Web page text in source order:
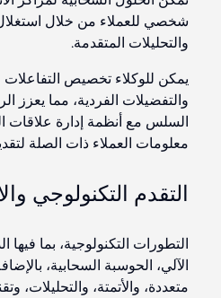
شخصي للعملاء من خلال استغلال
والتحليلات المتقدمة.
يمكن للوكلاء تخصيص التفاعلات
والتفضيلات الفردية، مما يعزز
السلس مع أنظمة إدارة علاقات
معلومات العملاء ذات الصلة
التقدم التكنولوجي
التطورات التكنولوجية، بما فيها
الآلي، الحوسبة السحابية،
متعددة، والأتمتة، والتحليلات،